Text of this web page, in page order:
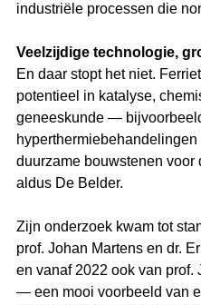
industriële processen die
Veelzijdige technologie,
En daar stopt het niet.
potentieel in katalyse,
geneeskunde —
hyperthermiebehandelingen
duurzame bouwstenen voor
aldus De Belder.
Zijn onderzoek kwam tot
prof. Johan Martens en dr.
en vanaf 2022 ook van prof.
— een mooi voorbeeld van